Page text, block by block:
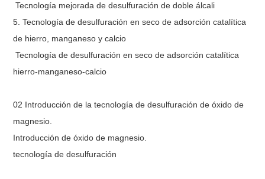
Tecnología mejorada de desulfuración de doble álcali
5. Tecnología de desulfuración en seco de adsorción catalítica
de hierro, manganeso y calcio
Tecnología de desulfuración en seco de adsorción catalítica
hierro-manganeso-calcio
02 Introducción de la tecnología de desulfuración de óxido de
magnesio.
Introducción de óxido de magnesio.
tecnología de desulfuración